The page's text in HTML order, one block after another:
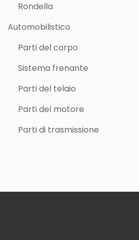
Rondella
Automobilistico
Parti del corpo
Sistema frenante
Parti del telaio
Parti del motore
Parti di trasmissione